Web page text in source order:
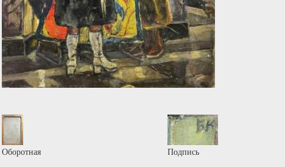
Оборотная Подпись